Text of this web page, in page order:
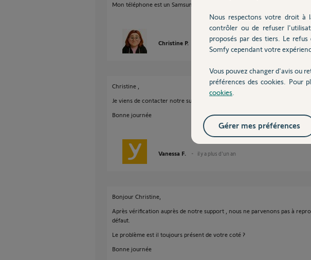
Mon téléphone est un Samsung S24 Ultra. Logiciel One UI 6.1, Android
Christine P. il y a plus d'un an
Christine ,
Je viens de contacter notre support , je reviens vers nous dès que j'ai du
Bonne journée
Vanessa F. il y a plus d'un an
Bonjour Christine,
Après vérification auprès de notre support , nous ne parvenons pas à
défaut.
Le problème est il toujours présent de votre coté ?
Bonne journée
Nous respectons votre droit à
contrôler ou de refuser
proposés par des tiers. Le
Somfy cependant votre
Vous pouvez changer d'avis ou
préférences des cookies. Pour
cookies
Gérer mes préférences